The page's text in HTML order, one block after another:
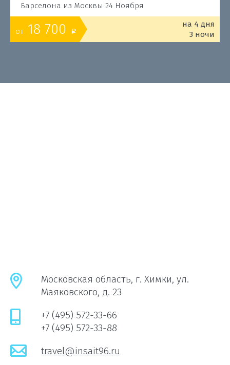
Барселона из Москвы 24 Ноября
от 18 700 o
на 4 дня
3 ночи
Московская область, г. Химки, ул.
Маяковского, д. 23
+7 (495) 572-33-66
+7 (495) 572-33-88
travel@insait96.ru